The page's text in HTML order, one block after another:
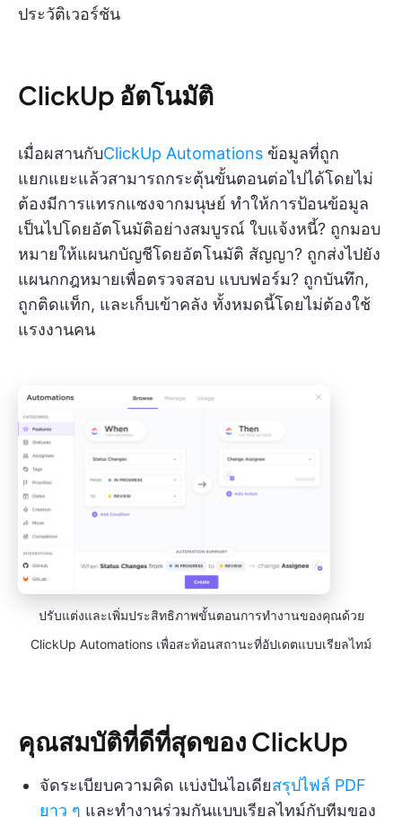
ประวัติเวอร์ชัน
ClickUp อัตโนมัติ
เมื่อผสานกับClickUp Automations ข้อมูลที่ถูก
แยกแยะแล้วสามารถกระตุ้นขั้นตอนต่อไปได้โดยไม่
ต้องมีการแทรกแซงจากมนุษย์ ทำให้การป้อนข้อมูล
เป็นไปโดยอัตโนมัติอย่างสมบูรณ์ ใบแจ้งหนี้? ถูกมอบ
หมายให้แผนกบัญชีโดยอัตโนมัติ สัญญา? ถูกส่งไปยัง
แผนกกฎหมายเพื่อตรวจสอบ แบบฟอร์ม? ถูกบันทึก,
ถูกติดแท็ก, และเก็บเข้าคลัง ทั้งหมดนี้โดยไม่ต้องใช้
แรงงานคน
ปรับแต่งและเพิ่มประสิทธิภาพขั้นตอนการทำงานของคุณด้วย
ClickUp Automations เพื่อสะท้อนสถานะที่อัปเดตแบบเรียลไทม์
คุณสมบัติที่ดีที่สุดของ ClickUp
จัดระเบียบความคิด แบ่งปันไอเดียสรุปไฟล์ PDF
ยาว ๆ และทำงานร่วมกันแบบเรียลไทม์กับทีมของ